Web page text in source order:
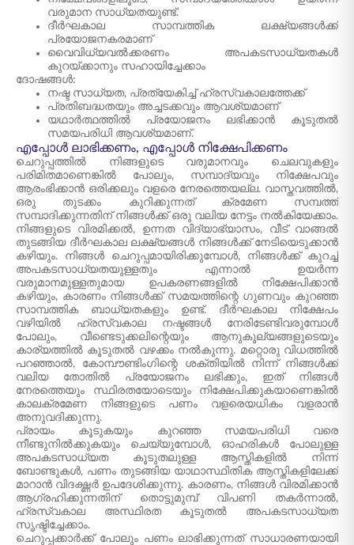
വരുമാന സാധ്യതയുണ്ട്.
ദീർഘകാല സാമ്പത്തിക ലക്ഷ്യങ്ങൾക്ക്
പ്രയോജനകരമാണ്
വൈവിധ്യവൽക്കരണം അപകടസാധ്യതകൾ
കുറയ്ക്കാനും സഹായിച്ചേക്കാം
ദോഷങ്ങൾ:
നഷ്ട സാധ്യത, പ്രത്യേകിച്ച് ഹ്രസ്വകാലത്തേക്ക്
പ്രതിബദ്ധതയും അച്ചടക്കവും ആവശ്യമാണ്
യഥാർത്ഥത്തിൽ പ്രയോജനം ലഭിക്കാൻ കൂടുതൽ
സമയപരിധി ആവശ്യമാണ്.
എപ്പോൾ ലാഭിക്കണം, എപ്പോൾ നിക്ഷേപിക്കണം
ചെറുപ്പത്തിൽ നിങ്ങളുടെ വരുമാനവും ചെലവുകളും
പരിമിതമാണെങ്കിൽ പോലും, സമ്പാദ്യവും നിക്ഷേപവും
ആരംഭിക്കാൻ ഒരിക്കലും വളരെ നേരത്തെയല്ല. വാസ്തവത്തിൽ,
ഒരു തുടക്കം കുറിക്കുന്നത് ക്രമേണ സമ്പത്ത്
സമ്പാദിക്കുന്നതിന് നിങ്ങൾക്ക് ഒരു വലിയ നേട്ടം നൽകിയേക്കാം.
നിങ്ങളുടെ വിരമിക്കൽ, ഉന്നത വിദ്യാഭ്യാസം, വീട് വാങ്ങൽ
തുടങ്ങിയ ദീർഘകാല ലക്ഷ്യങ്ങൾ നിങ്ങൾക്ക് നേടിയെടുക്കാൻ
കഴിയും. നിങ്ങൾ ചെറുപ്പമായിരിക്കുമ്പോൾ, നിങ്ങൾക്ക് കുറച്ച്
അപകടസാധ്യതയുള്ളതും എന്നാൽ ഉയർന്ന
വരുമാനമുള്ളതുമായ ഉപകരണങ്ങളിൽ നിക്ഷേപിക്കാൻ
കഴിയും, കാരണം നിങ്ങൾക്ക് സമയത്തിന്റെ ഗുണവും കുറഞ്ഞ
സാമ്പത്തിക ബാധ്യതകളും ഉണ്ട്. ദീർഘകാല നിക്ഷേപം
വഴിയിൽ ഹ്രസ്വകാല നഷ്ടങ്ങൾ നേരിടേണ്ടിവരുമ്പോൾ
പോലും, വീണ്ടെടുക്കലിന്റെയും ആനുകൂല്യങ്ങളുടെയും
കാര്യത്തിൽ കൂടുതൽ വഴക്കം നൽകുന്നു. മറ്റൊരു വിധത്തിൽ
പറഞ്ഞാൽ, കോമ്പൗണ്ടിംഗിന്റെ ശക്തിയിൽ നിന്ന് നിങ്ങൾക്ക്
വലിയ തോതിൽ പ്രയോജനം ലഭിക്കും, ഇത് നിങ്ങൾ
നേരത്തെയും സ്ഥിരതയോടെയും നിക്ഷേപിക്കുകയാണെങ്കിൽ
കാലക്രമേണ നിങ്ങളുടെ പണം വളരെയധികം വളരാൻ
അനുവദിക്കുന്നു.
പ്രായം കൂടുകയും കുറഞ്ഞ സമയപരിധി വരെ
നീണ്ടുനിൽക്കുകയും ചെയ്യുമ്പോൾ, ഓഹരികൾ പോലുള്ള
അപകടസാധ്യത കൂടുതലുള്ള ആസ്തികളിൽ നിന്ന്
ബോണ്ടുകൾ, പണം തുടങ്ങിയ യാഥാസ്ഥിതിക ആസ്തികളിലേക്ക്
മാറാൻ വിദഗ്ദ്ധർ ഉപദേശിക്കുന്നു. കാരണം, നിങ്ങൾ വിരമിക്കാൻ
ആഗ്രഹിക്കുന്നതിന് തൊട്ടുമുമ്പ് വിപണി തകർന്നാൽ,
ഹ്രസ്വകാല അസ്ഥിരത കൂടുതൽ അപകടസാധ്യത
സൃഷ്ടിച്ചേക്കാം.
ചെറുപ്പക്കാർക്ക് പോലും പണം ലാഭിക്കുന്നത് സാധാരണയായി